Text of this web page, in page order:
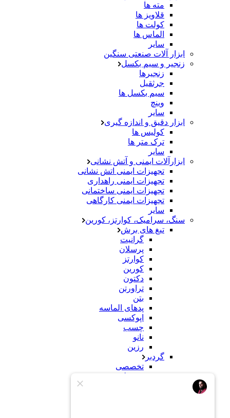
مته ها
قلاویز ها
کولت ها
الماس ها
سایر
ابزار آلات صنعتی سنگین
زنجیر و سیم بکسل
زنجیرها
جرثقیل
سیم بکسل ها
وینچ
سایر
ابزار دقیق و اندازه گیری
کولیس ها
ترک متر ها
سایر
ابزارآلات ایمنی و آتش نشانی
تجهیزات ایمنی اتش نشانی
تجهیزات ایمنی راهداری
تجهیزات ایمنی ساختمانی
تجهیزات ایمنی کارگاهی
سایر
سنگ، سرامیک، کوارتز، کورین
تیغ های برش
گرانیت
پرسلان
کوارتز
کورین
دکتون
تراورتن
بتن
پدهای الماسه
اپوکسی
چسب
نانو
رزین
گردبر
تخصصی
معمولی